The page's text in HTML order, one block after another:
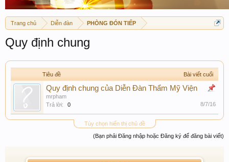
Trang chủ Diễn đàn PHÒNG ĐÓN TIẾP
Quy định chung
Tiêu đề Bài viết cuối
Quy định chung của Diễn Đàn Thẩm Mỹ Viện
mrpham
Trả lời:
0 8/7/16
Tùy chọn hiển thị chủ đề
(Bạn phải Đăng nhập hoặc Đăng ký để đăng bài viết)